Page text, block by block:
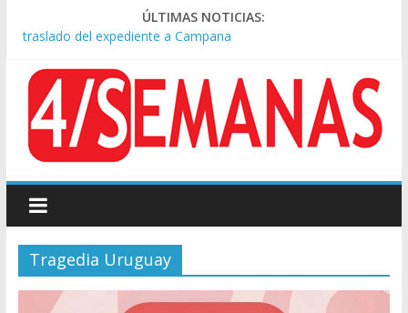
ÚLTIMAS NOTICIAS:
Causa AFA: el juez Amarante calificó de “ficción judicial” el
traslado del expediente a Campana
colectivo: siete heridos
Día de San Cayetano: masiva marcha a Plaza de Mayo de
sindicatos y organizaciones sociales
Pesar por la muerte de Leandro Rud, histórico representante
y conductor de TV
apuntó: “Vino un poco endiablada”
Tragedia Uruguay